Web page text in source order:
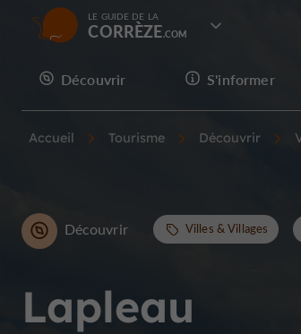
LE GUIDE DE LA
CORRÈZE
Découvrir S'informer
Accueil Tourisme Découvrir
Lapleau
Découvrir Villes & Villages